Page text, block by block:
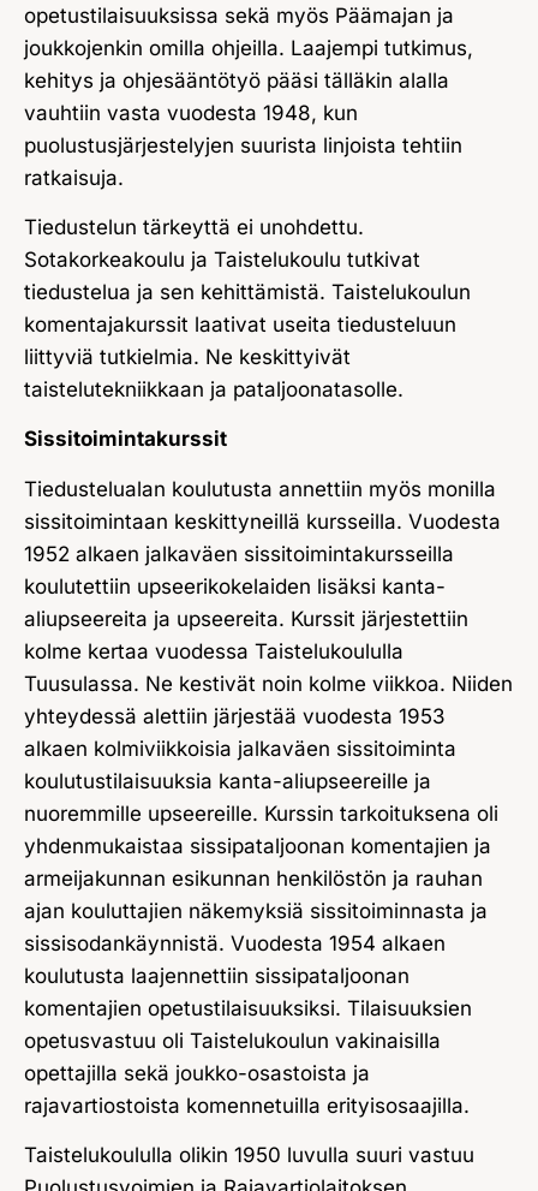
opetustilaisuuksissa sekä myös Päämajan ja
joukkojenkin omilla ohjeilla. Laajempi tutkimus,
kehitys ja ohjesääntötyö pääsi tälläkin alalla
vauhtiin vasta vuodesta 1948, kun
puolustusjärjestelyjen suurista linjoista tehtiin
ratkaisuja.
Tiedustelun tärkeyttä ei unohdettu.
Sotakorkeakoulu ja Taistelukoulu tutkivat
tiedustelua ja sen kehittämistä. Taistelukoulun
komentajakurssit laativat useita tiedusteluun
liittyviä tutkielmia. Ne keskittyivät
taistelutekniikkaan ja pataljoonatasolle.
Sissitoimintakurssit
Tiedustelualan koulutusta annettiin myös monilla
sissitoimintaan keskittyneillä kursseilla. Vuodesta
1952 alkaen jalkaväen sissitoimintakursseilla
koulutettiin upseerikokelaiden lisäksi kanta-
aliupseereita ja upseereita. Kurssit järjestettiin
kolme kertaa vuodessa Taistelukoululla
Tuusulassa. Ne kestivät noin kolme viikkoa. Niiden
yhteydessä alettiin järjestää vuodesta 1953
alkaen kolmiviikkoisia jalkaväen sissitoiminta
koulutustilaisuuksia kanta-aliupseereille ja
nuoremmille upseereille. Kurssin tarkoituksena oli
yhdenmukaistaa sissipataljoonan komentajien ja
armeijakunnan esikunnan henkilöstön ja rauhan
ajan kouluttajien näkemyksiä sissitoiminnasta ja
sissisodankäynnistä. Vuodesta 1954 alkaen
koulutusta laajennettiin sissipataljoonan
komentajien opetustilaisuuksiksi. Tilaisuuksien
opetusvastuu oli Taistelukoulun vakinaisilla
opettajilla sekä joukko-osastoista ja
rajavartiostoista komennetuilla erityisosaajilla.
Taistelukoululla olikin 1950 luvulla suuri vastuu